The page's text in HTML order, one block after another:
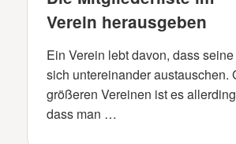
Verein herausgeben
Ein Verein lebt davon, dass
sich untereinander austauschen.
größeren Vereinen ist es
dass man …